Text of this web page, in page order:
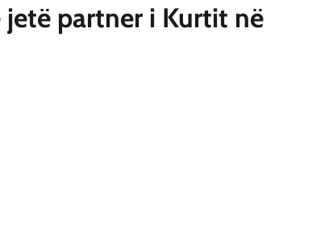
partner i Kurtit në